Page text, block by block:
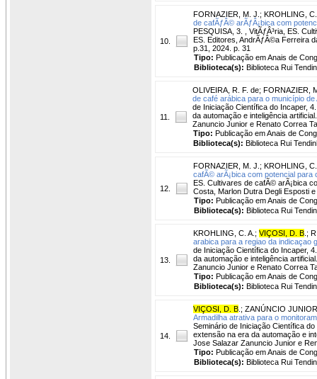
10.
FORNAZIER, M. J. ; KROHLING,
de cafÃƒÂ© arÃƒÂ¡bica com
PESQUISA, 3. , VitÃƒÂ³ria, ES.
ES. Editores, AndrÃƒÂ©a Ferreira
p.31, 2024. p. 31
Tipo: Publicação em Anais de
Biblioteca(s): Biblioteca Rui
11.
OLIVEIRA, R. F. de; FORNAZIER,
de café arábica para o município
de Iniciação Científica do Incaper,
da automação e inteligência
Zanuncio Junior e Renato Correa
Tipo: Publicação em Anais de
Biblioteca(s): Biblioteca Rui
12.
FORNAZIER, M. J. ; KROHLING,
cafÃ© arÃ¡bica com potencial para
ES. Cultivares de cafÃ© arÃ¡bica
Costa, Marlon Dutra Degli Esposti
Tipo: Publicação em Anais de
Biblioteca(s): Biblioteca Rui
13.
KROHLING, C. A. ; VIÇOSI, D. B ;
arabica para a regiao da indicaçao
de Iniciação Científica do Incaper,
da automação e inteligência
Zanuncio Junior e Renato Correa
Tipo: Publicação em Anais de
Biblioteca(s): Biblioteca Rui
14.
VIÇOSI, D. B ; ZANÚNCIO
Armadilha atrativa para o
Seminário de Iniciação Científica
extensão na era da automação e
Jose Salazar Zanuncio Junior e
Tipo: Publicação em Anais de
Biblioteca(s): Biblioteca Rui